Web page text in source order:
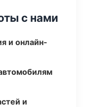
с нами
и онлайн-
и